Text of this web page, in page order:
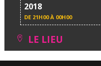
2018
DE 21H00 À 00H00
LE LIEU